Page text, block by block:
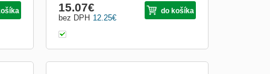
12.25€
bez DPH
15.07€ do košíka